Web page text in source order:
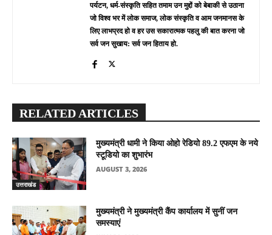
पर्यटन, धर्म-संस्कृति सहित तमाम उन मुद्दों को बेबाकी से उठाना
जो विश्व भर में लोक समाज, लोक संस्कृति व आम जनमानस के
लिए लाभप्रद हो व हर उस सकारात्मक पहलु की बात करना जो
सर्व जन सुखाय: सर्व जन हिताय हो.
RELATED ARTICLES
उत्तराखंड
मुख्यमंत्री धामी ने किया ओहो रेडियो 89.2 एफएम के नये
स्टूडियो का शुभारंभ
AUGUST 3, 2026
मुख्यमंत्री ने मुख्यमंत्री कैंप कार्यालय में सुनीं जन
समस्याएं